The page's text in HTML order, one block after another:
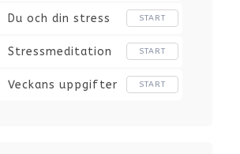
Du och din stress START
Stressmeditation START
Veckans uppgifter START